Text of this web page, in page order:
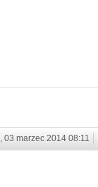
marzec 2014 08:11